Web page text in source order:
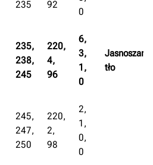
235 92
0
235,
238,
245
220,
4,
96
6,
3,
1,
0
Jasnoszare
tło
245,
247,
250
220,
2,
98
2,
1,
0,
0